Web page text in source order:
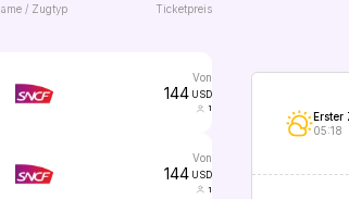
/ Zugtyp Ticketpreis
von
144USD
1
von
144USD
1
Erster
05:18